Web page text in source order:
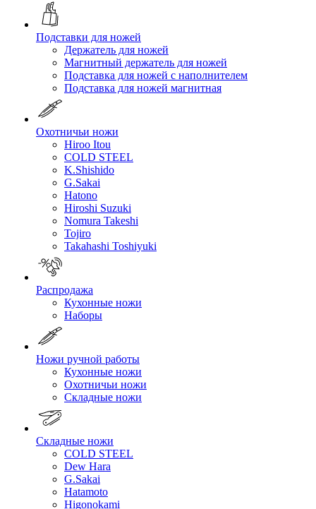
Подставки для ножей
Держатель для ножей
Магнитный держатель для ножей
Подставка для ножей с наполнителем
Подставка для ножей магнитная
Охотничьи ножи
Hiroo Itou
COLD STEEL
K.Shishido
G.Sakai
Hatono
Hiroshi Suzuki
Nomura Takeshi
Tojiro
Takahashi Toshiyuki
Распродажа
Кухонные ножи
Наборы
Ножи ручной работы
Кухонные ножи
Охотничьи ножи
Складные ножи
Складные ножи
COLD STEEL
Dew Hara
G.Sakai
Hatamoto
Higonokami